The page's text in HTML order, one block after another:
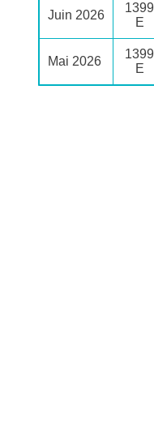
Juin 2026
1399
E
Mai 2026
1399
E